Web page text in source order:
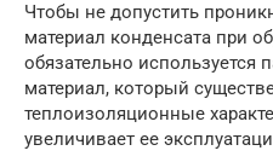
Чтобы не допустить
материал конденсата при
обязательно используется
материал, который
теплоизоляционные
увеличивает ее